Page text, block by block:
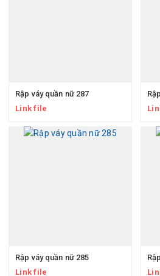
Rập váy quần nữ 287
Link file
Rập váy quần nữ 285
Link file